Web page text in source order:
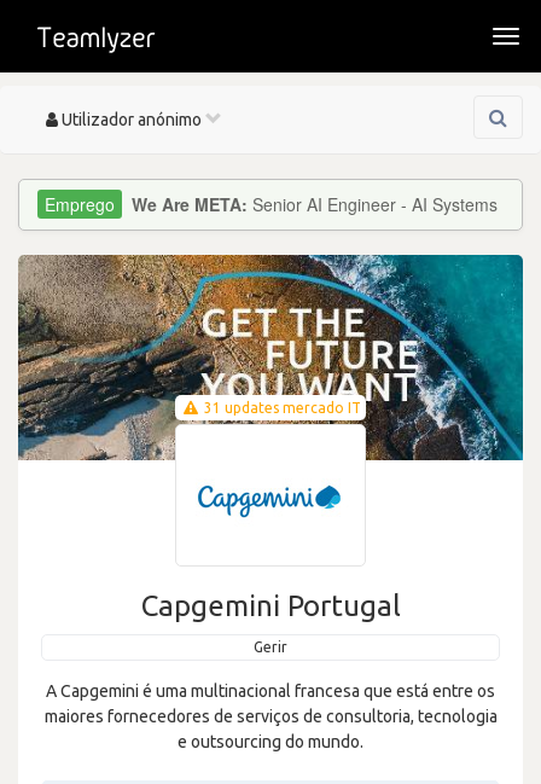
Toggle
Utilizador anónimo
We Are META: Senior AI Engineer - AI Systems
31 updates mercado IT
Capgemini Portugal
Gerir
A Capgemini é uma multinacional francesa que está entre os
maiores fornecedores de serviços de consultoria, tecnologia
e outsourcing do mundo.